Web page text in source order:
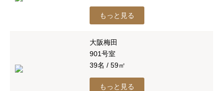
もっと見る
大阪梅田
901号室
39名 / 59㎡
もっと見る